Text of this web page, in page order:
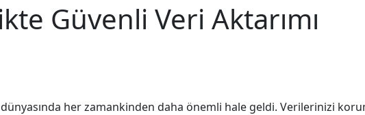
Güvenli Veri Aktarımı
her zamankinden daha önemli hale geldi. Verilerinizi